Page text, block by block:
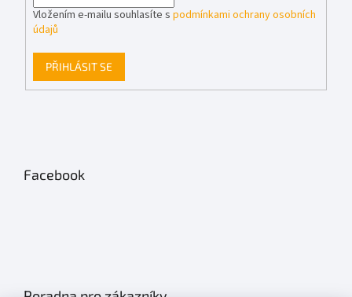
Vložením e-mailu souhlasíte s podmínkami ochrany osobních
údajů
PŘIHLÁSIT SE
Facebook